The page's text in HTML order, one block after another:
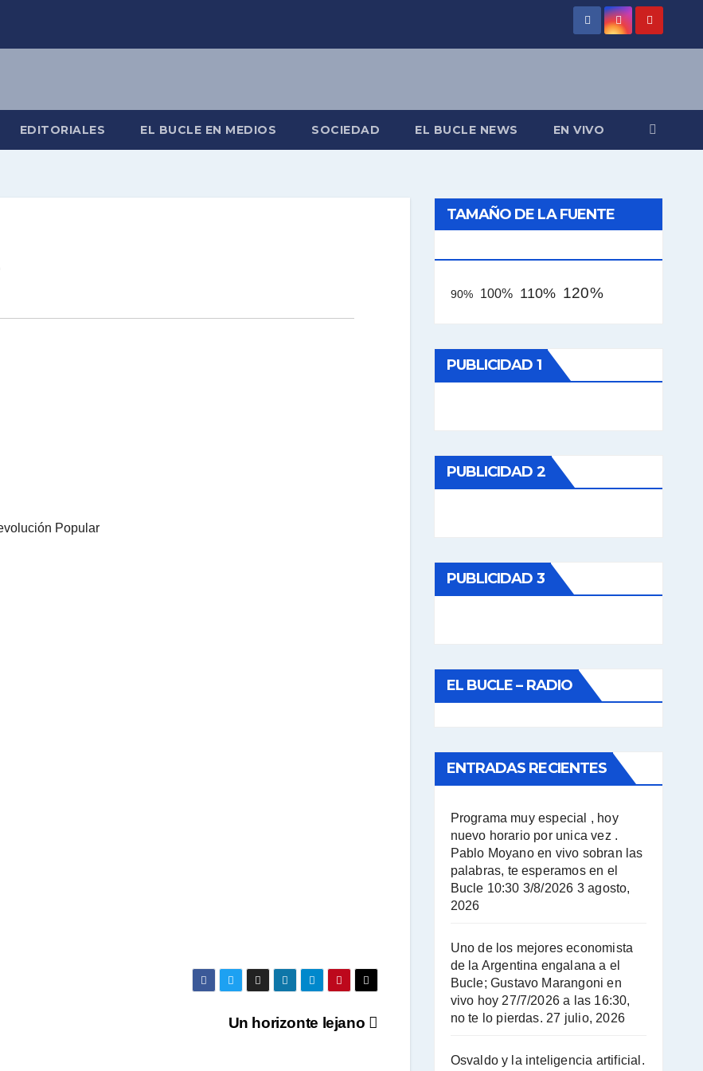
EDITORIALES EL BUCLE EN MEDIOS SOCIEDAD EL BUCLE NEWS EN VIVO
Popular
Un horizonte lejano
TAMAÑO DE LA FUENTE
90% 100% 110% 120%
PUBLICIDAD 1
PUBLICIDAD 2
PUBLICIDAD 3
EL BUCLE – RADIO
ENTRADAS RECIENTES
Programa muy especial , hoy
nuevo horario por unica vez .
Pablo Moyano en vivo sobran las
palabras, te esperamos en el
Bucle 10:30 3/8/2026 3 agosto,
2026
Uno de los mejores economista
de la Argentina engalana a el
Bucle; Gustavo Marangoni en
vivo hoy 27/7/2026 a las 16:30,
no te lo pierdas. 27 julio, 2026
Osvaldo y la inteligencia artificial.